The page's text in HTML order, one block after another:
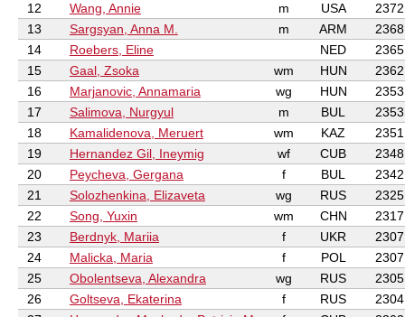
12
Wang, Annie m USA
2372
13
Sargsyan, Anna M. m ARM
2368
14
Roebers, Eline NED
2365
15
Gaal, Zsoka wm HUN
2362
16
Marjanovic, Annamaria wg HUN
2353
17
Salimova, Nurgyul m BUL
2353
18
Kamalidenova, Meruert wm KAZ
2351
19
Hernandez Gil, Ineymig wf CUB
2348
20
Peycheva, Gergana f BUL
2342
21
Solozhenkina, Elizaveta wg RUS
2325
22
Song, Yuxin wm CHN
2317
23
Berdnyk, Mariia f UKR
2307
24
Malicka, Maria f POL
2307
25
Obolentseva, Alexandra wg RUS
2305
26
Goltseva, Ekaterina f RUS
2304